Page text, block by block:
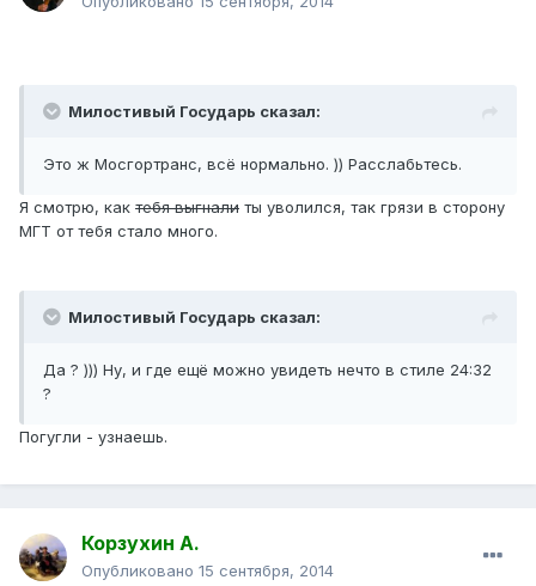
Милостивый Государь сказал:
Это ж Мосгортранс, всё нормально. )) Расслабьтесь.
Я смотрю, как тебя выгнали ты уволился, так грязи в сторону
МГТ от тебя стало много.
Милостивый Государь сказал:
Да ? ))) Ну, и где ещё можно увидеть нечто в стиле 24:32
?
Погугли - узнаешь.
Корзухин А.
Опубликовано 15 сентября, 2014